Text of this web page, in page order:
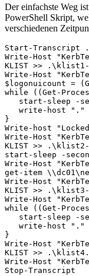
Der einfachste Weg
PowerShell Skript,
verschiedenen
Start-Transcript
Write-Host
KLIST >>
Write-Host
$logonuicount =
while ((Get-
start-sleep -
write-host "."
}
Write-host
Write-Host
KLIST >>
start-sleep -
Write-Host
get-item
Write-Host
KLIST >> .\klist3-
Write-Host
while ((Get-
start-sleep -
write-host "."
}
Write-Host
KLIST >>
Write-Host
Stop-Transcript